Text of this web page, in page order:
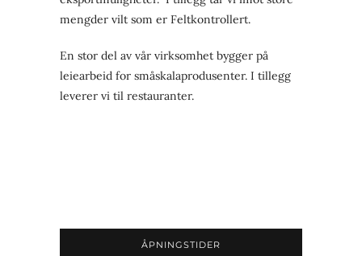
mengder vilt som er Feltkontrollert.
En stor del av vår virksomhet bygger på
leiearbeid for småskalaprodusenter. I tillegg
leverer vi til restauranter.
ÅPNINGSTIDER